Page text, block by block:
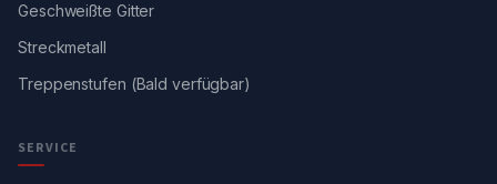
Geschweißte Gitter
Streckmetall
Treppenstufen (Bald verfügbar)
SERVICE